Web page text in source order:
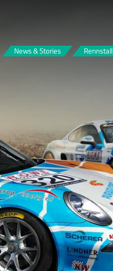
News & Stories Rennstall